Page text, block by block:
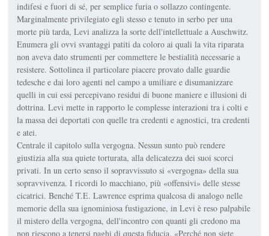
indifesi e fuori di sé, per semplice furia o sollazzo contingente.
Marginalmente privilegiato egli stesso e tenuto in serbo per una
morte più tarda, Levi analizza la sorte dell'intellettuale a Auschwitz.
Enumera gli ovvi svantaggi patiti da coloro ai quali la vita riparata
non aveva dato strumenti per commettere le bestialità necessarie a
resistere. Sottolinea il particolare piacere provato dalle guardie
tedesche e dai loro agenti nel campo a umiliare e disumanizzare
quelli in cui essi percepivano residui di buone maniere e illusioni di
dottrina. Levi mette in rapporto le complesse interazioni tra i colti e
la massa dei deportati con quelle tra credenti e agnostici, tra credenti
e atei.
Centrale il capitolo sulla vergogna. Nessun sunto può rendere
giustizia alla sua quiete torturata, alla delicatezza dei suoi scorci
privati. In un certo senso il sopravvissuto si «vergogna» della sua
sopravvivenza. I ricordi lo macchiano, più «offensivi» delle stesse
cicatrici. Benché T.E. Lawrence esprima qualcosa di analogo nelle
memorie della sua ignominiosa fustigazione, in Levi è reso palpabile
il mistero della vergogna, dell'incontro con quanti gli credono ma
non riescono a tenersi paghi di questa fiducia. «Perché non siete